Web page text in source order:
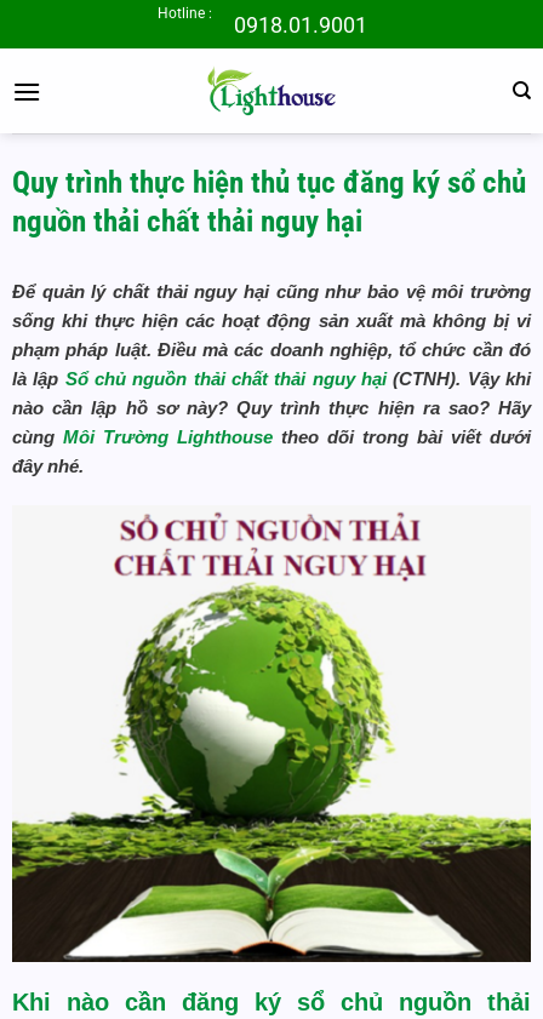
qua
dung
Hotline : 0918.01.9001
Quy trình thực hiện thủ tục đăng ký sổ chủ
nguồn thải chất thải nguy hại
Để quản lý chất thải nguy hại cũng như bảo vệ môi trường
sống khi thực hiện các hoạt động sản xuất mà không bị vi
phạm pháp luật. Điều mà các doanh nghiệp, tổ chức cần đó
là lập Sổ chủ nguồn thải chất thải nguy hại(CTNH). Vậy khi
nào cần lập hồ sơ này? Quy trình thực hiện ra sao? Hãy
cùng Môi Trường Lighthouse theo dõi trong bài viết dưới
đây nhé.
Khi nào cần đăng ký sổ chủ nguồn thải